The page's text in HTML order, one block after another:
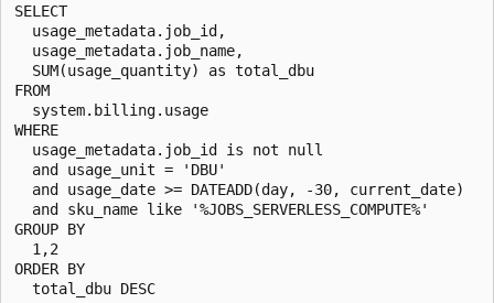
SELECT
  usage_metadata.job_id,
  usage_metadata.job_name,
  SUM(usage_quantity) as total_dbu
FROM
  system.billing.usage
WHERE
  usage_metadata.job_id is not null
  and usage_unit = 'DBU'
  and usage_date >= DATEADD(day, -30, current_date)
  and sku_name like '%JOBS_SERVERLESS_COMPUTE%'
GROUP BY
  1,2
ORDER BY